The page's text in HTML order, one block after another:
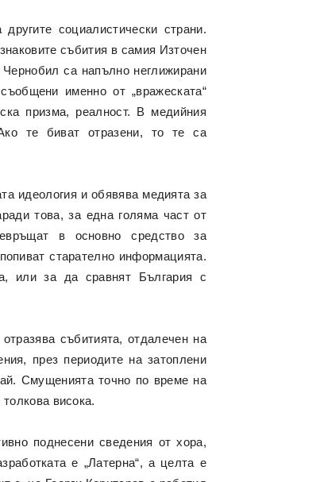
социалистически страни.
събития в самия Източен
са напълно неглижирани
именно от „вражеската“
призма, реалност. В медийния
те биват отразени, то те са
идеология и обявява медията за
това, за една голяма част от
в основно средство за
старателно информацията.
или за да сравнят България с
събитията, отдалечен на
през периодите на затоплени
Смущенията точно по време на
висока.
поднесени сведения от хора,
е „Латерна“, а целта е